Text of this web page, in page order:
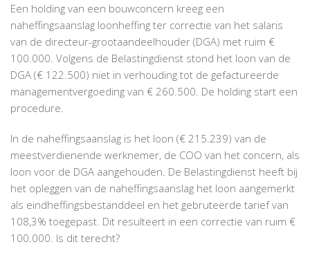
LOON
DIRECTEUR
BOUWCONCERN
Een holding van een bouwconcern kreeg een
naheffingsaanslag loonheffing ter correctie van het salaris
van de directeur-grootaandeelhouder (DGA) met ruim €
100.000. Volgens de Belastingdienst stond het loon van de
DGA (€ 122.500) niet in verhouding tot de gefactureerde
managementvergoeding van € 260.500. De holding start een
procedure.
In de naheffingsaanslag is het loon (€ 215.239) van de
meestverdienende werknemer, de COO van het concern, als
loon voor de DGA aangehouden. De Belastingdienst heeft bij
het opleggen van de naheffingsaanslag het loon aangemerkt
als eindheffingsbestanddeel en het gebruteerde tarief van
108,3% toegepast. Dit resulteert in een correctie van ruim €
100.000. Is dit terecht?